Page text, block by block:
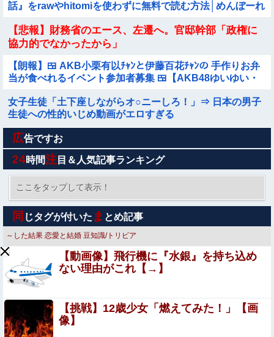
話』をrawやhitomiを使わずに無料で読む方法│めんぼーれ
【悲報】財務省のエース、左遷へ。官邸幹部「政権に
協力的でなかったから」
【朗報】🍱 AKB小栗有以ﾁｬﾝと伊藤百花ﾁｬﾝの 手作りお弁
当が食べれるイベント参加者募集 🍱【AKB48ゆいゆい・
女子生徒「土下座しながらオ○ニーしろ！」⇒ 日本の男子
生徒への性的いじめ動画がエロすぎる
【投稿動画】 トー横女子さん、わずか3,000円をもらうた
めに大人のチ●ポをしゃぶってしまう…
この夏菜がシコすぎるｗｗｗｗ
【エ□漫画】 エ●チでだらしなく変貌してしまったいとこ
のお姉ちゃんにチン○ン搾り取られちゃうショタ君…！
ワイ「子供2人目欲しいんやが、、、」ヨッメ「金は？育
児は？私の仕事は？キャリアは？」
【悲報】Z世代「求刑7年のジャンポケ斎藤は口封じに被害
【動画】ロシア軍のドローンをネット発射装置で撃墜する
ウクライナ。
広告ですお
24時間注 目＆人気記事ランキング
ここをタップして表示！
同 じタグが付いた ま とめ記事
～した結果 恋愛と結婚 豆知識/トリビア
【動画像】飛行機に『水銀』を持ち込め
ない理由がこれ【→】
【挑戦】12歳少女「燃えてみた！」【画
像】